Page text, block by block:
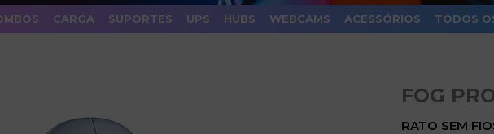
CARGA SUPORTES UPS HUBS WEBCAMS ACESSÓRIOS TODOS
FOG
RATO SEM